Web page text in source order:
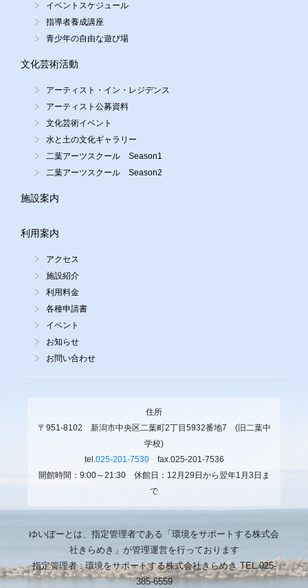
イベントスケジュール
指導者養成講座
青少年の自由な遊び場
文化芸術活動
アーティスト・イン・レジデンス
アーティスト公募資料
文化芸術イベント
水と土の文化ギャラリー
二葉アーツスクール Season1
二葉アーツスクール Season2
施設案内
利用案内
アクセス
施設紹介
利用料金
各種申請書
イベント
お知らせ
お問い合わせ
住所
〒951-8102 新潟市中央区二葉町2丁目5932番地7 (旧二葉中
学校)
tel.025-201-7530fax.025-201-7536
開館時間：9:00～21:30 休館日：12月29日から翌年1月3日ま
で
ゆいぽーとは、指定管理者である「環境をサポートする株式会
社きらめき」が管理運営を行っております
指定管理者 : 環境をサポートする株式会社きらめき TEL.025-
385-6559